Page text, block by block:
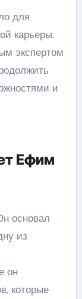
для
карьеры.
экспертом
и
Ефим
основал
из
он
которые